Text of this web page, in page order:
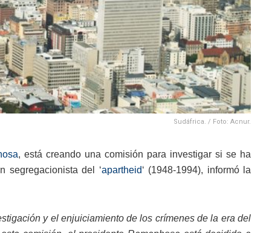
Sudáfrica. / Foto: Acnur.
, está creando una comisión para investigar si se ha
segregacionista del ‘apartheid‘ (1948-1994), informó la
y el enjuiciamiento de los crímenes de la era del